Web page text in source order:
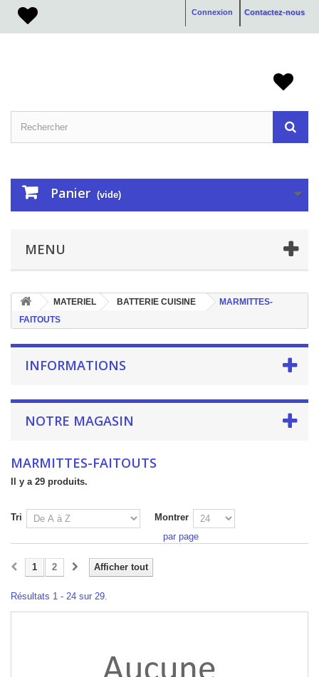
Contactez-nous
Connexion
Panier (vide)
MENU
MATERIEL BATTERIE CUISINE
MARMITTES-
FAITOUTS
INFORMATIONS
NOTRE MAGASIN
MARMITTES-FAITOUTS
Il y a 29 produits.
Tri
Montrer
par page
Afficher tout
1 2
Résultats 1 - 24 sur 29.